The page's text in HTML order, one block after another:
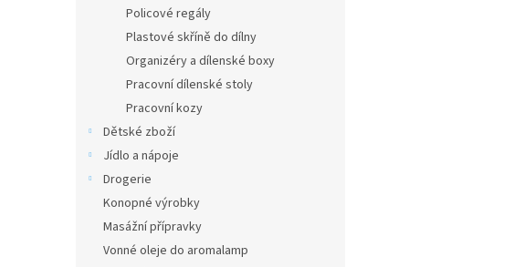
Policové regály
Plastové skříně do dílny
Organizéry a dílenské boxy
Pracovní dílenské stoly
Pracovní kozy
Dětské zboží
Jídlo a nápoje
Drogerie
Konopné výrobky
Masážní přípravky
Vonné oleje do aromalamp